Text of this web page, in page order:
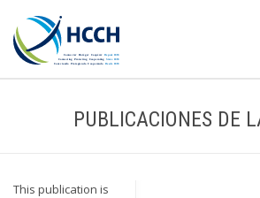
PUBLICACIONES DE
This publication is